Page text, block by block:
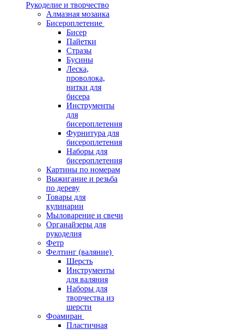
Рукоделие и творчество
Алмазная мозаика
Бисероплетение
Бисер
Пайетки
Стразы
Бусины
Леска,
проволока,
нитки для
бисера
Инструменты
для
бисероплетения
Фурнитура для
бисероплетения
Наборы для
бисероплетения
Картины по номерам
Выжигание и резьба
по дереву
Товары для
кулинарии
Мыловарение и свечи
Органайзеры для
рукоделия
Фетр
Фелтинг (валяние)
Шерсть
Инструменты
для валяния
Наборы для
творчества из
шерсти
Фоамиран
Пластичная